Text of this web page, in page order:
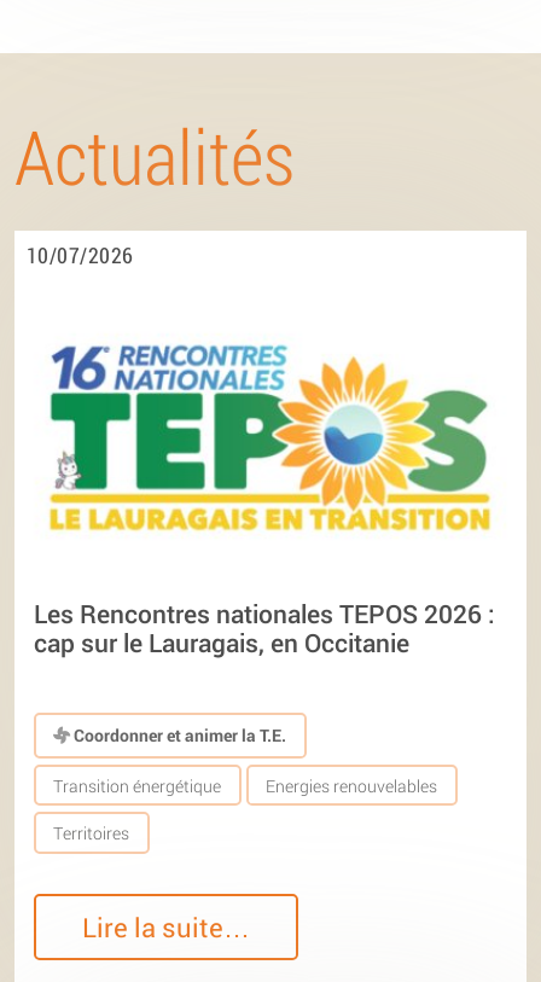
Actualités
10/07/2026
Les Rencontres nationales TEPOS 2026 :
cap sur le Lauragais, en Occitanie
Coordonner et animer la T.E.
Transition énergétique Energies renouvelables
Territoires
Lire la suite…